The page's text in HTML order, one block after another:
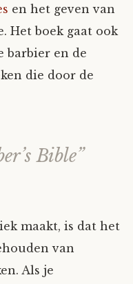
en het geven van
Het boek gaat ook
barbier en de
die door de
Bible”
maakt, is dat het
van
Als je